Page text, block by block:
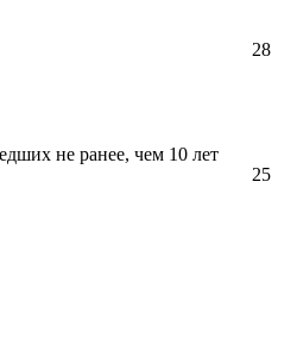
28
не ранее, чем 10 лет
25